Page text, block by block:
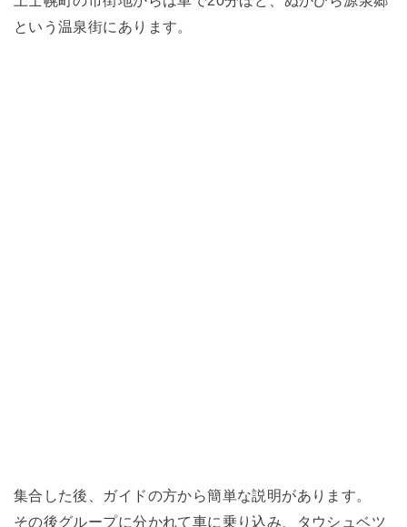
という温泉街にあります。
集合した後、ガイドの方から簡単な説明があります。
その後グループに分かれて車に乗り込み、タウシュベツ